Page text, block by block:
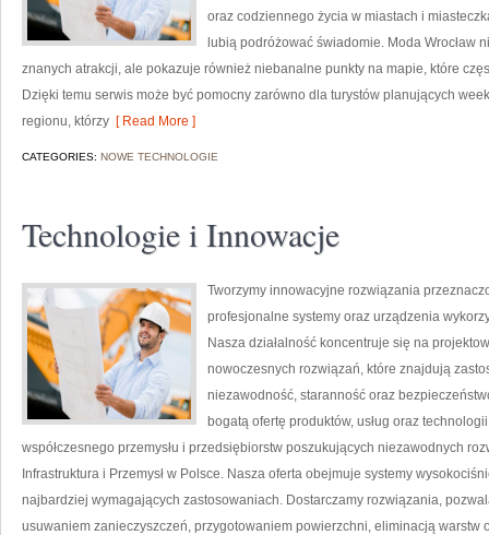
oraz codziennego życia w miastach i
lubią podróżować świadomie. Moda Wrocław
znanych atrakcji, ale pokazuje również niebanalne punkty na mapie, które
Dzięki temu serwis może być pomocny zarówno dla turystów planujących
regionu, którzy [ Read More ]
CATEGORIES: NOWE TECHNOLOGIE
Technologie i Innowacje
Tworzymy innowacyjne rozwiązania
profesjonalne systemy oraz urządzenia
Nasza działalność koncentruje się na
nowoczesnych rozwiązań, które znajdują
niezawodność, staranność oraz
bogatą ofertę produktów, usług oraz
współczesnego przemysłu i przedsiębiorstw poszukujących niezawodnych
Infrastruktura i Przemysł w Polsce. Nasza oferta obejmuje systemy
najbardziej wymagających zastosowaniach. Dostarczamy rozwiązania,
usuwaniem zanieczyszczeń, przygotowaniem powierzchni, eliminacją warstw